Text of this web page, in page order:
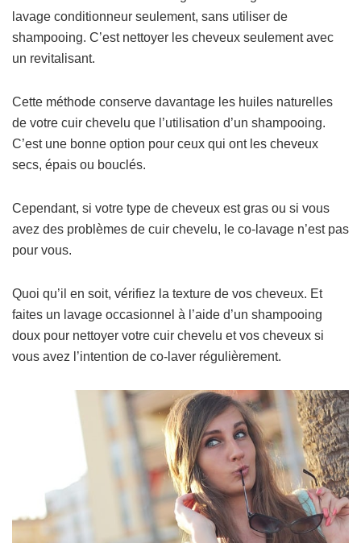
lavage conditionneur seulement, sans utiliser de
shampooing. C’est nettoyer les cheveux seulement avec
un revitalisant.
Cette méthode conserve davantage les huiles naturelles
de votre cuir chevelu que l’utilisation d’un shampooing.
C’est une bonne option pour ceux qui ont les cheveux
secs, épais ou bouclés.
Cependant, si votre type de cheveux est gras ou si vous
avez des problèmes de cuir chevelu, le co-lavage n’est pas
pour vous.
Quoi qu’il en soit, vérifiez la texture de vos cheveux. Et
faites un lavage occasionnel à l’aide d’un shampooing
doux pour nettoyer votre cuir chevelu et vos cheveux si
vous avez l’intention de co-laver régulièrement.